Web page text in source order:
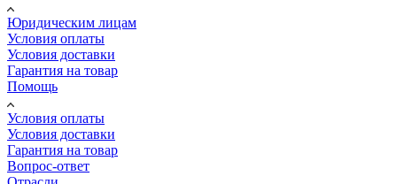
Юридическим лицам
Условия оплаты
Условия доставки
Гарантия на товар
Помощь
Условия оплаты
Условия доставки
Гарантия на товар
Вопрос-ответ